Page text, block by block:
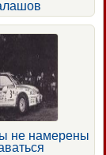
не намерены